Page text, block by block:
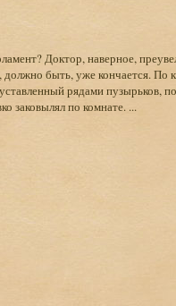
Доктор, наверное,
быть, уже кончается. По
рядами пузырьков,
заковылял по комнате. ...